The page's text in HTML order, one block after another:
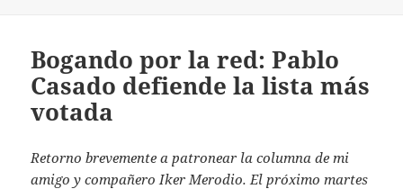
Bogando por la red: Pablo
Casado defiende la lista más
votada
Retorno brevemente a patronear la columna de mi
amigo y compañero Iker Merodio. El próximo martes